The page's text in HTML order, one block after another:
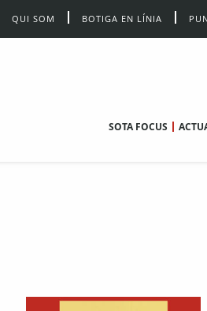
QUI SOM BOTIGA EN LÍNIA
SOTA FOCUS